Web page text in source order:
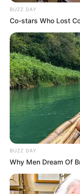
BUZZ DAY
Co-stars Who Lost
BUZZ DAY
Why Men Dream Of